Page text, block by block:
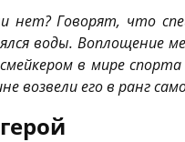
нет? Говорят, что
воды. Воплощение
в мире
возвели его в ранг